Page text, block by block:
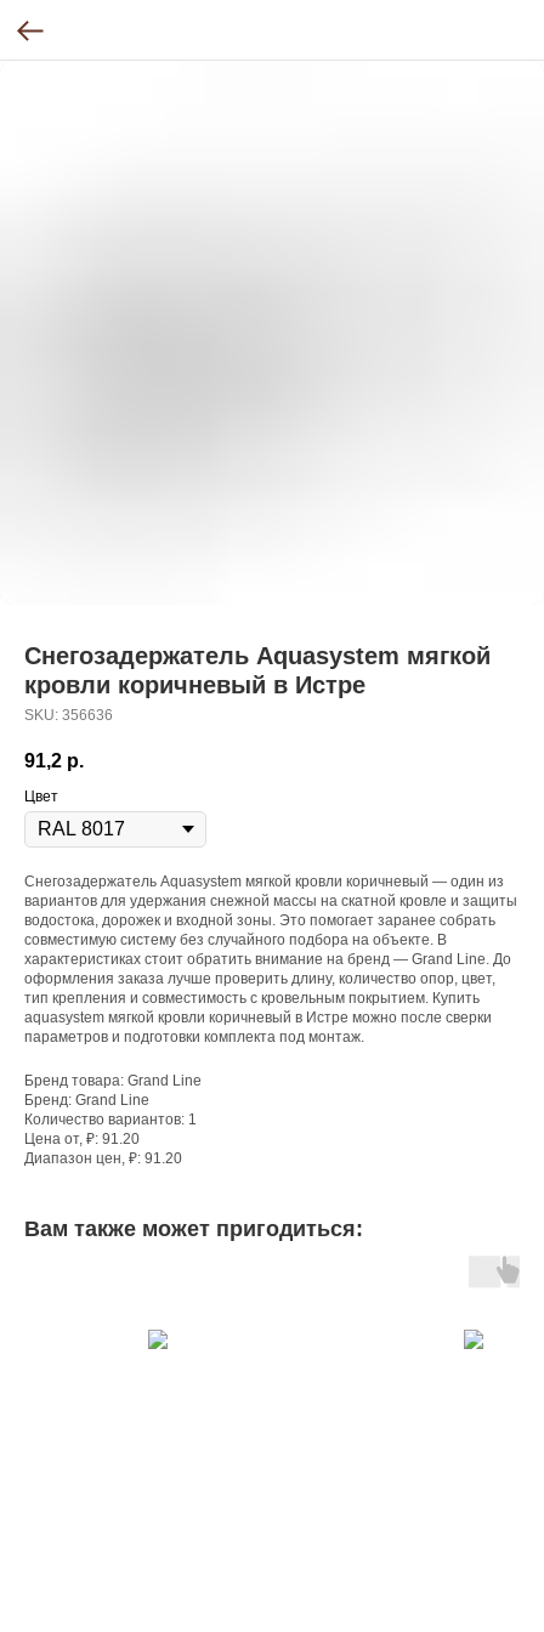
Снегозадержатель Aquasystem мягкой
кровли коричневый в Истре
SKU: 356636
91,2 р.
Цвет
Снегозадержатель Aquasystem мягкой кровли коричневый — один из
вариантов для удержания снежной массы на скатной кровле и защиты
водостока, дорожек и входной зоны. Это помогает заранее собрать
совместимую систему без случайного подбора на объекте. В
характеристиках стоит обратить внимание на бренд — Grand Line. До
оформления заказа лучше проверить длину, количество опор, цвет,
тип крепления и совместимость с кровельным покрытием. Купить
aquasystem мягкой кровли коричневый в Истре можно после сверки
параметров и подготовки комплекта под монтаж.
Бренд товара: Grand Line
Бренд: Grand Line
Количество вариантов: 1
Цена от, ₽: 91.20
Диапазон цен, ₽: 91.20
Вам также может пригодиться: